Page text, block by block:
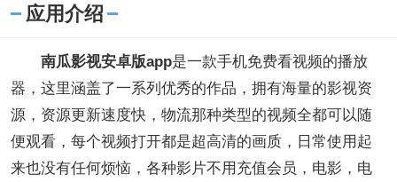
应用介绍
南瓜影视安卓版app是一款手机免费看视频的播放
器，这里涵盖了一系列优秀的作品，拥有海量的影视资
源，资源更新速度快，物流那种类型的视频全都可以随
便观看，每个视频打开都是超高清的画质，日常使用起
来也没有任何烦恼，各种影片不用充值会员，电影，电